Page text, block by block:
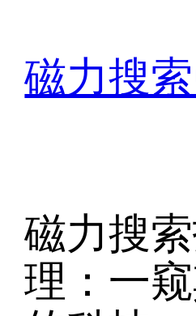
磁力搜
磁力搜
理：一